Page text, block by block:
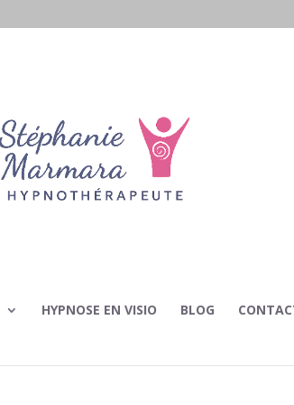
HYPNOSE EN VISIO BLOG